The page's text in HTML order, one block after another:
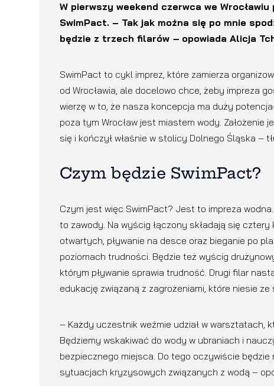
W pierwszy weekend czerwca we
SwimPact. – Tak jak można się po mnie
będzie z trzech filarów – opowiada Alicja
SwimPact to cykl imprez, które zamierza
od Wrocławia, ale docelowo chce, żeby impreza
wierzę w to, że nasza koncepcja ma duży
poza tym Wrocław jest miastem wody.
się i kończył właśnie w stolicy Dolnego Śląska –
Czym będzie SwimPact?
Czym jest więc SwimPact? Jest to impreza
to zawody. Na wyścig łączony składają się cztery
otwartych, pływanie na desce oraz bieganie po
poziomach trudności. Będzie też wyścig
którym pływanie sprawia trudność. Drugi filar
edukację związaną z zagrożeniami, które niesie ze
– Każdy uczestnik weźmie udział w warsztatach,
Będziemy wskakiwać do wody w ubraniach i
bezpiecznego miejsca. Do tego oczywiście
sytuacjach kryzysowych związanych z wodą –